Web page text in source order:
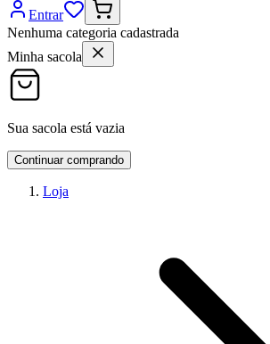
Entrar
Nenhuma categoria cadastrada
Minha sacola
Sua sacola está vazia
Continuar comprando
Loja